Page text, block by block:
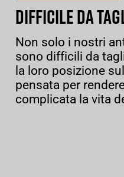
DIFFICILE DA
Non solo i nostri
sono difficili da
la loro posizione
pensata per
complicata la vita